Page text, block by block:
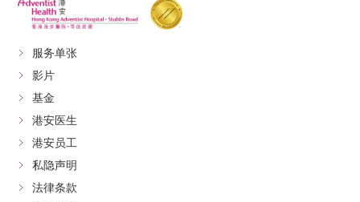
服务单张
影片
基金
港安医生
港安员工
私隐声明
法律条款